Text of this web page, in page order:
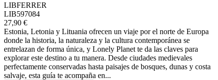
LIBFERRER
LIB597084
27,90 €
Estonia, Letonia y Lituania ofrecen un viaje por el norte de Europa
donde la historia, la naturaleza y la cultura contemporánea se
entrelazan de forma única, y Lonely Planet te da las claves para
explorar este destino a tu manera. Desde ciudades medievales
perfectamente conservadas hasta paisajes de bosques, dunas y costa
salvaje, esta guía te acompaña en...